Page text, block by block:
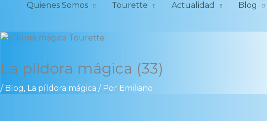
Quienes Somos Tourette Actualidad Blog
La píldora mágica (33)
/ Blog, La píldora mágica / Por Emiliano